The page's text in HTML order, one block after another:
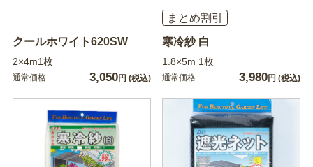
クールホワイト620SW
2×4m1枚
通常価格 3,050円 (税込)
まとめ割引
寒冷紗 白
1.8×5m 1枚
通常価格 3,980円 (税込)